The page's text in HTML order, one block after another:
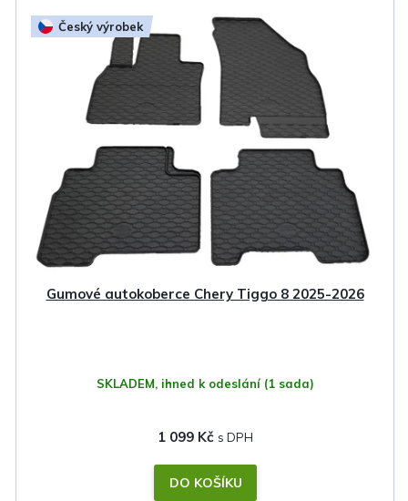
Český výrobek
Gumové autokoberce Chery Tiggo 8 2025-2026
SKLADEM, ihned k odeslání (1 sada)
1 099 Kč
DO KOŠÍKU